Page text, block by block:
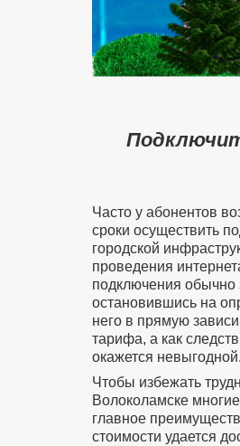
Часто у абонентов
сроки осуществить
городской
проведения
подключения обычно
остановившись на
него в прямую
тарифа, а как
окажется невыгодной.
Чтобы избежать
Волоколамске
главное
стоимости удается